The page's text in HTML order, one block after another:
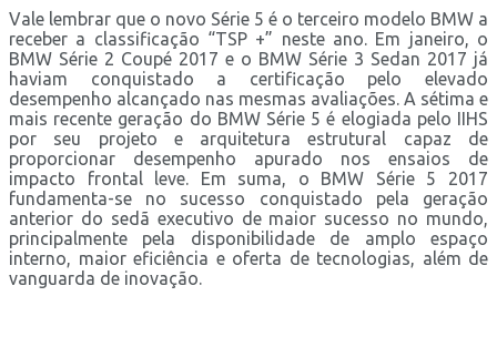
Vale lembrar que o novo Série 5 é o terceiro modelo BMW a
receber a classificação “TSP +” neste ano. Em janeiro, o
BMW Série 2 Coupé 2017 e o BMW Série 3 Sedan 2017 já
haviam conquistado a certificação pelo elevado
desempenho alcançado nas mesmas avaliações. A sétima e
mais recente geração do BMW Série 5 é elogiada pelo IIHS
por seu projeto e arquitetura estrutural capaz de
proporcionar desempenho apurado nos ensaios de
impacto frontal leve. Em suma, o BMW Série 5 2017
fundamenta-se no sucesso conquistado pela geração
anterior do sedã executivo de maior sucesso no mundo,
principalmente pela disponibilidade de amplo espaço
interno, maior eficiência e oferta de tecnologias, além de
vanguarda de inovação.